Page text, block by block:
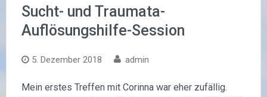
Sucht- und Traumata-
Auflösungshilfe-Session
5. Dezember 2018 admin
Mein erstes Treffen mit Corinna war eher zufällig.